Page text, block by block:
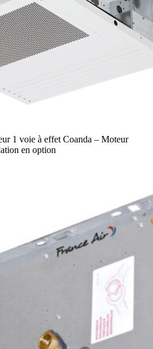
1 voie à effet Coanda – Moteur
en option